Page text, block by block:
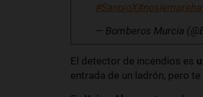
#SanpioX
— Bomberos Murcia
El detector de incendios es
entrada de un ladrón, pero